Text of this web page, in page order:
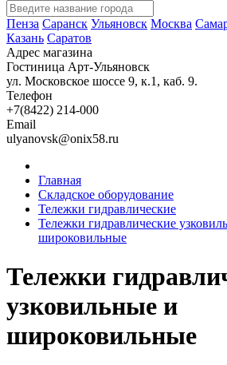
Пенза Саранск Ульяновск Москва
Казань Саратов
Адрес магазина
Гостиница Арт-Ульяновск
ул. Московское шоссе 9, к.1, каб. 9.
Телефон
+7(8422) 214-000
Email
ulyanovsk@onix58.ru
Главная
Складское оборудование
Тележки гидравлические
Тележки гидравлические
широковильные
Тележки
узковильные и
широковильные